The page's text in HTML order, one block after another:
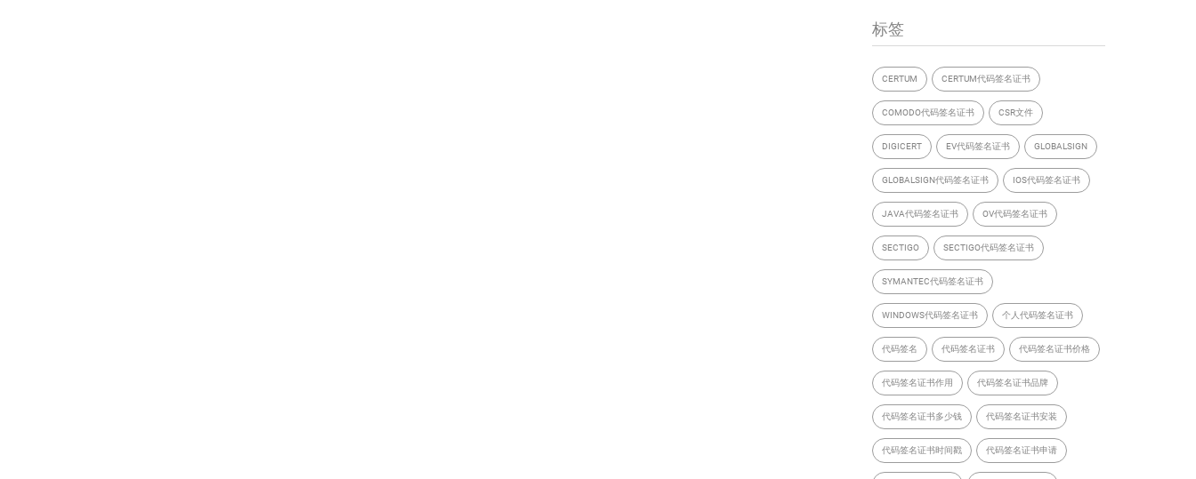
标签
CERTUM CERTUM代码签名证书
COMODO代码签名证书 CSR文件
DIGICERT EV代码签名证书 GLOBALSIGN
GLOBALSIGN代码签名证书 IOS代码签名证书
JAVA代码签名证书 OV代码签名证书
SECTIGO SECTIGO代码签名证书
SYMANTEC代码签名证书
WINDOWS代码签名证书 个人代码签名证书
代码签名 代码签名证书 代码签名证书价格
代码签名证书作用 代码签名证书品牌
代码签名证书多少钱 代码签名证书安装
代码签名证书时间戳 代码签名证书申请